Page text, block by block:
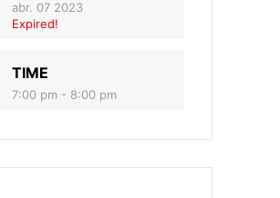
abr. 07 2023
Expired!
TIME
7:00 pm - 8:00 pm